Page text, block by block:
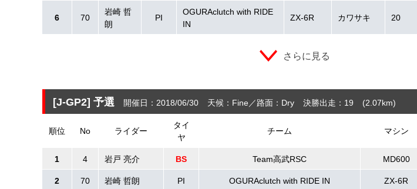
6 70
岩崎 哲
朗
PI
OGURAclutch with RIDE
IN
ZX-6R カワサキ 20
さらに見る
[J-GP2] 予選 開催日：2018/06/30 天候：Fine 路面：Dry 決勝出走：19 (2.07km)
順位 No ライダー
タイ
ヤ
チーム マシン
1 4 岩戸 亮介 BS Team高武RSC MD600
2 70 岩崎 哲朗 PI OGURAclutch with RIDE IN ZX-6R